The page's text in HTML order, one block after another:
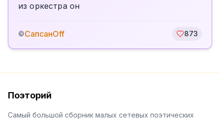
из оркестра он
©СапсанOff 873
Поэторий
Самый большой сборник малых сетевых поэтических